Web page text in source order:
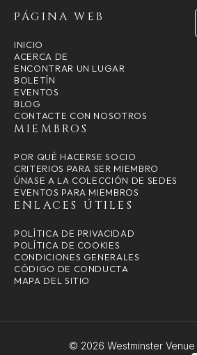
PÁGINA WEB
INICIO
ACERCA DE
ENCONTRAR UN LUGAR
BOLETÍN
EVENTOS
BLOG
CONTACTE CON NOSOTROS
MIEMBROS
POR QUÉ HACERSE SOCIO
CRITERIOS PARA SER MIEMBRO
ÚNASE A LA COLECCIÓN DE SEDES
EVENTOS PARA MIEMBROS
ENLACES ÚTILES
POLÍTICA DE PRIVACIDAD
POLÍTICA DE COOKIES
CONDICIONES GENERALES
CÓDIGO DE CONDUCTA
MAPA DEL SITIO
© 2026 Westminster